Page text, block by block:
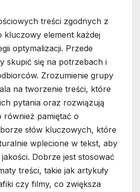
treści zgodnych z
kluczowy element każdej
optymalizacji. Przede
skupić się na potrzebach i
Zrozumienie grupy
na tworzenie treści, które
pytania oraz rozwiązują
również pamiętać o
słów kluczowych, które
wplecione w tekst, aby
Dobrze jest stosować
treści, takie jak artykuły
czy filmy, co zwiększa